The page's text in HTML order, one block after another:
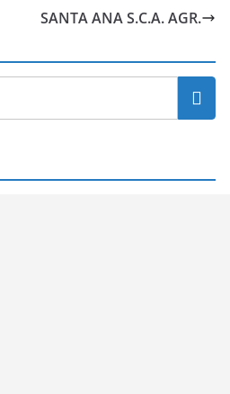
SANTA ANA S.C.A. AGR.